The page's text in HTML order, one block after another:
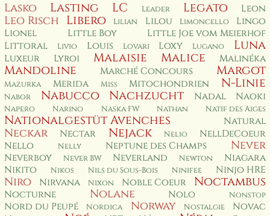
Lasko Lasting LC Leader Legato Leon
Leo Risch Libero Lilian Lilou Limoncello
Lingo
Lionel
Little Boy
Little Joe vom Meierhof
Littoral
Livio Louis Lovari Loxy Lugano Luna
Luxeur Lyroi Malaisie Malice Malinéka
Mandoline Marché Concours Margot
Mazurka Merida Miss Mitochondrien N-Linie
Nabor Nabucco Nachzucht Nadal Naoki
Napero Narino Naska FW Nathan Natif des Aiges
Nationalgestüt Avenches Natural
Neckar Nectar Nejack Nelio
NellDeCoeur
Nello
Nelly Neptune des Champs Never
Neverboy Never BW Neverland Newton
Niagara
Nikito
Nikos Nils du Sous-Bois Ninifee Ninjo HRE
Niro Nirvana Nixon Noble Coeur Noctambus
Nocturne Nolane Nolo Nonstop
Nord du Peupé Nordica Norway Nostalgie
Novac